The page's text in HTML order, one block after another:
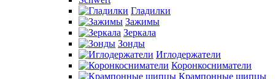
Гладилки
Зажимы
Зеркала
Зонды
Иглодержатели
Коронкосниматели
Крампонные щипцы